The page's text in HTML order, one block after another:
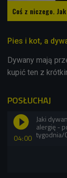
Coś z niczego.
Pies i kot, a
Dywany mają
kupić ten z
POSŁUCHAJ
04:00
Jaki
alergię -
tygodnia/